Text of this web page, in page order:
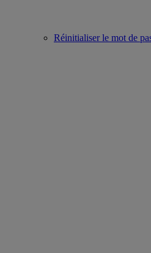
Réinitialiser le mot de